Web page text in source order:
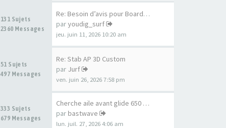
131 Sujets
2360 Messages
Re: Besoin d’avis pour Board …
paryoudig_surf
jeu. juin 11, 2026 10:20 am
51 Sujets
497 Messages
Re: Stab AP 3D Custom
par Jurf
ven. juin 26, 2026 7:58 pm
333 Sujets
679 Messages
Cherche aile avant glide 650 …
par bastwave
lun. juil. 27, 2026 4:06 am